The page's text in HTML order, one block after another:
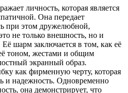
личность, которая является
Она передает
при этом дружелюбной,
не только внешность, но и
шарм заключается в том, как её
тоном, жестами и общим
экранный образ.
как фирменную черту, которая
и надежность. Одновременно
она демонстрирует, что